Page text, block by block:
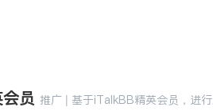
员 推广 | 基于iTalkBB精英会员，进